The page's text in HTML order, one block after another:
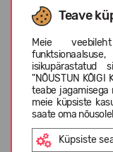
Teave
Meie
isikupärastatud
"NÕUSTUN KÕIGI
teabe jagamisega
meie küpsiste
saate oma
Küpsiste
KLIENTIDE